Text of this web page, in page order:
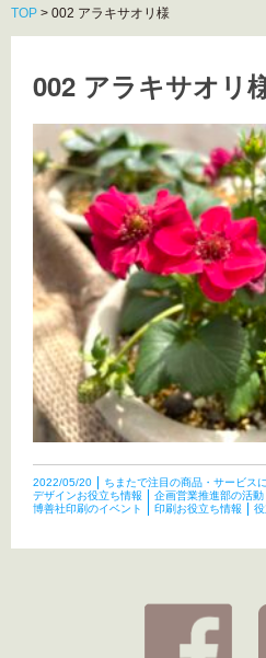
TOP > 002 アラキサオリ様
002 アラキサオリ
2022/05/20 ちまたで注目の商品・サービス
デザインお役立ち情報
企画営業推進部の活動
博善社印刷のイベント
印刷お役立ち情報